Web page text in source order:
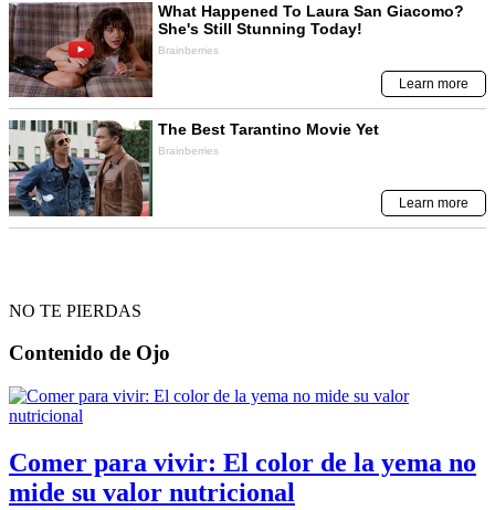
NO TE PIERDAS
Contenido de Ojo
Comer para vivir: El color de la yema no
mide su valor nutricional